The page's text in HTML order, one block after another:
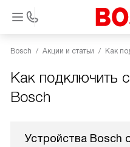
Bosch Акции и статьи Как
Как подключить
Bosch
Устройства Bosch